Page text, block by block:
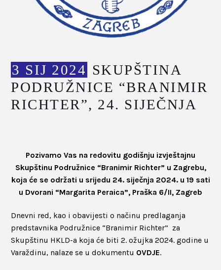
3 SIJ 2024 SKUPŠTINA
PODRUŽNICE “BRANIMIR
RICHTER”, 24. SIJEČNJA
Pozivamo Vas na redovitu godišnju izvještajnu
Skupštinu Podružnice “Branimir Richter” u Zagrebu,
koja će se održati u srijedu 24. siječnja 2024. u 19 sati
u Dvorani “Margarita Peraica”, Praška 6/II, Zagreb
Dnevni red, kao i obavijesti o načinu predlaganja
predstavnika Podružnice “Branimir Richter” za
Skupštinu HKLD-a koja će biti 2. ožujka 2024. godine u
Varaždinu, nalaze se u dokumentu OVDJE.